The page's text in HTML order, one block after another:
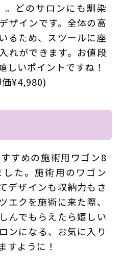
どのサロンにも馴染
ザインです。全体の高
るため、スツールに座
れができます。お値段
しいポイントですね！
価¥4,980)
すめの施術用ワゴン8
た。施術用のワゴン
デザインも収納力もさ
エクを施術に来た際、
んでもらえたら嬉しい
ンになる、お気に入り
すように！